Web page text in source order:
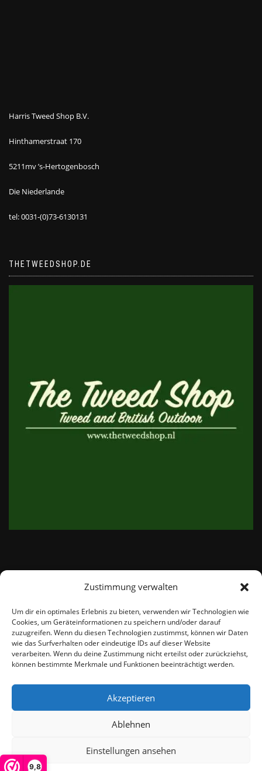
Zustimmung verwalten
Um dir ein optimales Erlebnis zu bieten, verwenden wir Technologien wie
Cookies, um Geräteinformationen zu speichern und/oder darauf
zuzugreifen. Wenn du diesen Technologien zustimmst, können wir Daten
wie das Surfverhalten oder eindeutige IDs auf dieser Website
verarbeiten. Wenn du deine Zustimmung nicht erteilst oder zurückziehst,
können bestimmte Merkmale und Funktionen beeinträchtigt werden.
Akzeptieren
Ablehnen
Einstellungen ansehen
9,8
Harris Tweed Shop B.V.
Hinthamerstraat 170
5211mv ’s-Hertogenbosch
Die Niederlande
tel: 0031-(0)73-6130131
THETWEEDSHOP.DE
email: info@thetweedshop.de
Kvk Nummer: 88959732
MWSnr: NL864836247B01
© THEMEISLE, ALL RIGHTS RESERVED